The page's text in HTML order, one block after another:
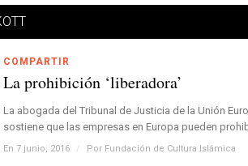
COMPARTIR
La prohibición ‘liberadora’
La abogada del Tribunal de Justicia de la Unión
sostiene que las empresas en Europa pueden
En 7 junio, 2016 / Por Fundación de Cultura Islámica